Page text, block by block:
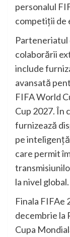
personalul
competiții de
Parteneriatul
colaborării
include
avansată
FIFA World
Cup 2027. În
furnizează
pe
care permit
la nivel global.
Finala FIFAe
decembrie la
Cupa